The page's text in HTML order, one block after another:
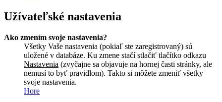
Užívateľské nastavenia
Ako zmením svoje nastavenia?
Všetky Vaše nastavenia (pokiaľ ste zaregistrovaný) sú
uložené v databáze. Ku zmene stačí stlačiť tlačítko odkazu
Nastavenia (zvyčajne sa objavuje na hornej časti stránky, ale
nemusí to byť pravidlom). Takto si môžete zmeniť všetky
svoje nastavenia.
Hore